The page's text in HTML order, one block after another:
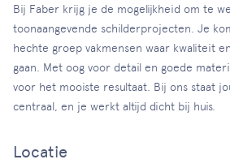
Bij Faber krijg je de mogelijkheid om te
toonaangevende schilderprojecten. Je
hechte groep vakmensen waar kwaliteit
gaan. Met oog voor detail en goede
voor het mooiste resultaat. Bij ons staat
centraal, en je werkt altijd dicht bij huis.
Locatie